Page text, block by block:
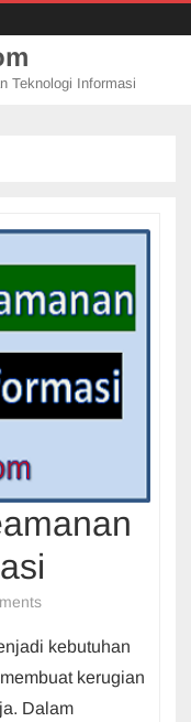
Teknologi Informasi
on
Perangkat
Keamanan
Teknologi
kebutuhan
kerugian
Dalam